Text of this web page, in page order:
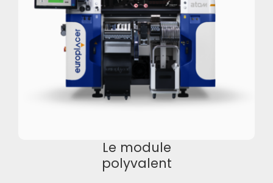
Le module
polyvalent